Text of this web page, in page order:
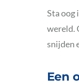
Sta oog
wereld.
snijden
Een